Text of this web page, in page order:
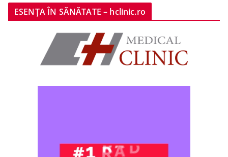
ESENȚA ÎN SĂNĂTATE – hclinic.ro